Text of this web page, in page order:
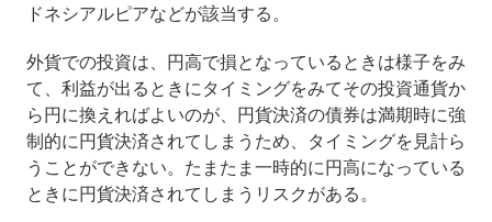
ドネシアルピアなどが該当する。
外貨での投資は、円高で損となっているときは様子をみ
て、利益が出るときにタイミングをみてその投資通貨か
ら円に換えればよいのが、円貨決済の債券は満期時に強
制的に円貨決済されてしまうため、タイミングを見計ら
うことができない。たまたま一時的に円高になっている
ときに円貨決済されてしまうリスクがある。